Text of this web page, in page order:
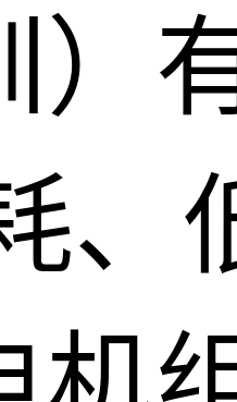
）
、